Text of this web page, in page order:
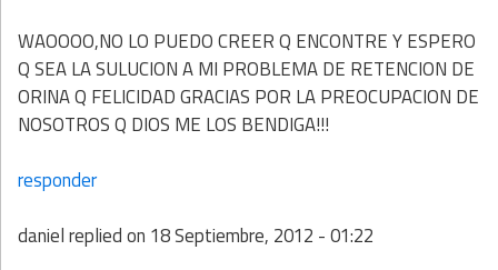
WAOOOO,NO LO PUEDO CREER Q ENCONTRE Y ESPERO
Q SEA LA SULUCION A MI PROBLEMA DE RETENCION DE
ORINA Q FELICIDAD GRACIAS POR LA PREOCUPACION DE
NOSOTROS Q DIOS ME LOS BENDIGA!!!
responder
danielreplied on 18 Septiembre, 2012 - 01:22